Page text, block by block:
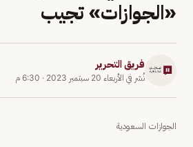
«الجوازات» تجيب
فريق التحرير
نُشر في الأربعاء 20 سبتمبر 2023 · 6:30 م
الجوازات السعودية